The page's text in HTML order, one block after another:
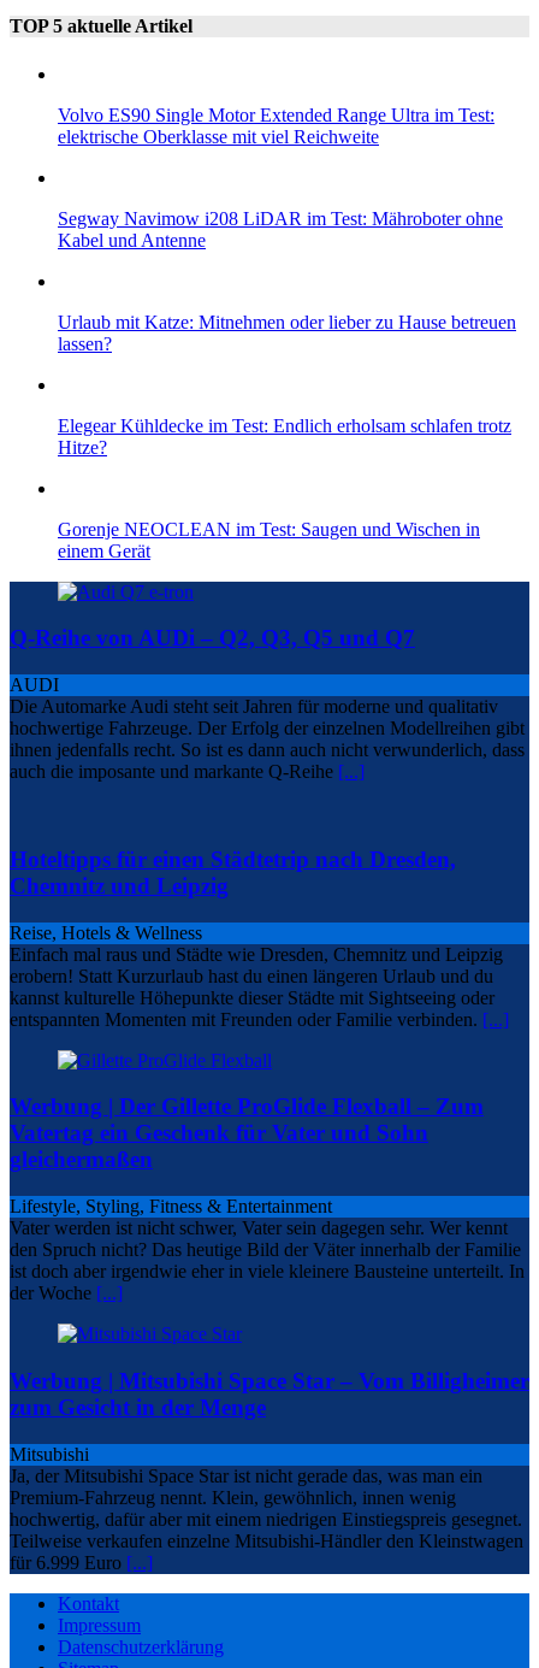
TOP 5 aktuelle Artikel
Volvo ES90 Single Motor Extended Range Ultra im Test:
elektrische Oberklasse mit viel Reichweite
Segway Navimow i208 LiDAR im Test: Mähroboter ohne
Kabel und Antenne
Urlaub mit Katze: Mitnehmen oder lieber zu Hause betreuen
lassen?
Elegear Kühldecke im Test: Endlich erholsam schlafen trotz
Hitze?
Gorenje NEOCLEAN im Test: Saugen und Wischen in
einem Gerät
Q-Reihe von AUDi – Q2, Q3, Q5 und Q7
AUDI
Die Automarke Audi steht seit Jahren für moderne und qualitativ
hochwertige Fahrzeuge. Der Erfolg der einzelnen Modellreihen gibt
ihnen jedenfalls recht. So ist es dann auch nicht verwunderlich, dass
auch die imposante und markante Q-Reihe [...]
Hoteltipps für einen Städtetrip nach Dresden,
Chemnitz und Leipzig
Reise, Hotels & Wellness
Einfach mal raus und Städte wie Dresden, Chemnitz und Leipzig
erobern! Statt Kurzurlaub hast du einen längeren Urlaub und du
kannst kulturelle Höhepunkte dieser Städte mit Sightseeing oder
entspannten Momenten mit Freunden oder Familie verbinden. [...]
Werbung | Der Gillette ProGlide Flexball – Zum
Vatertag ein Geschenk für Vater und Sohn
gleichermaßen
Lifestyle, Styling, Fitness & Entertainment
Vater werden ist nicht schwer, Vater sein dagegen sehr. Wer kennt
den Spruch nicht? Das heutige Bild der Väter innerhalb der Familie
ist doch aber irgendwie eher in viele kleinere Bausteine unterteilt. In
der Woche [...]
Werbung | Mitsubishi Space Star – Vom Billigheimer
zum Gesicht in der Menge
Mitsubishi
Ja, der Mitsubishi Space Star ist nicht gerade das, was man ein
Premium-Fahrzeug nennt. Klein, gewöhnlich, innen wenig
hochwertig, dafür aber mit einem niedrigen Einstiegspreis gesegnet.
Teilweise verkaufen einzelne Mitsubishi-Händler den Kleinstwagen
für 6.999 Euro [...]
Kontakt
Impressum
Datenschutzerklärung